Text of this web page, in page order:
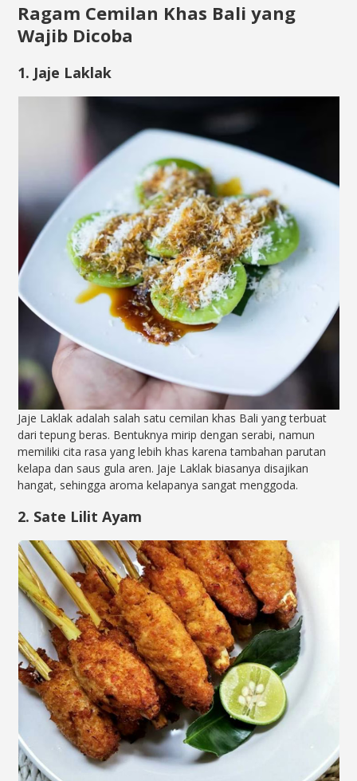
Ragam Cemilan Khas Bali yang
Wajib Dicoba
1. Jaje Laklak
Jaje Laklak adalah salah satu cemilan khas Bali yang terbuat
dari tepung beras. Bentuknya mirip dengan serabi, namun
memiliki cita rasa yang lebih khas karena tambahan parutan
kelapa dan saus gula aren. Jaje Laklak biasanya disajikan
hangat, sehingga aroma kelapanya sangat menggoda.
2. Sate Lilit Ayam